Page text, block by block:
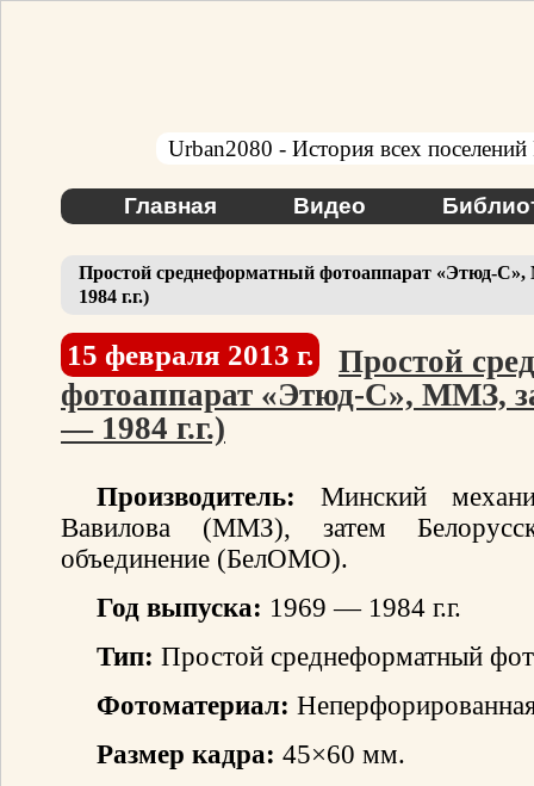
Urban2080 - История всех поселений
Главная Видео
Простой среднеформатный фотоаппарат «Этюд-
1984 г.г.)
15 февраля 2013 г.
Простой
фотоаппарат «Этюд-С», ММЗ,
— 1984 г.г.)
Производитель: Минский
Вавилова (ММЗ), затем
объединение (БелОМО).
Год выпуска: 1969 — 1984 г.г.
Тип: Простой среднеформатный
Фотоматериал:
Размер кадра: 45×60 мм.